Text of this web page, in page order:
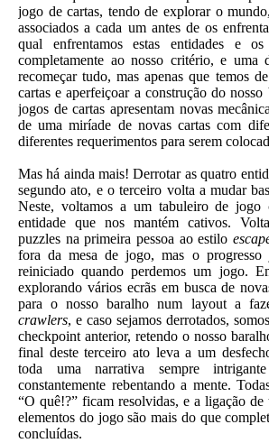
jogo de cartas, tendo de explorar o
associados a cada um antes de os
qual enfrentamos estas entidades e
completamente ao nosso critério, e uma
recomeçar tudo, mas apenas que temos
cartas e aperfeiçoar a construção do
jogos de cartas apresentam novas
de uma miríade de novas cartas com
diferentes requerimentos para serem
Mas há ainda mais! Derrotar as quatro
segundo ato, e o terceiro volta a mudar
Neste, voltamos a um tabuleiro de jogo
entidade que nos mantém cativos.
puzzles na primeira pessoa ao estilo
fora da mesa de jogo, mas o progresso
reiniciado quando perdemos um jogo.
explorando vários ecrãs em busca de
para o nosso baralho num layout a
crawlers, e caso sejamos derrotados,
checkpoint anterior, retendo o nosso
final deste terceiro ato leva a um
toda uma narrativa sempre
constantemente rebentando a mente.
“O quê!?” ficam resolvidas, e a ligação
elementos do jogo são mais do que
concluídas.